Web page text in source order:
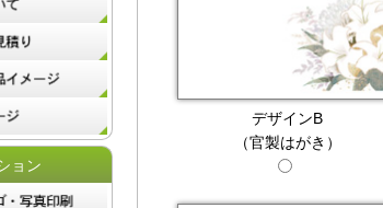
デザインB
（官製はがき）
ョン